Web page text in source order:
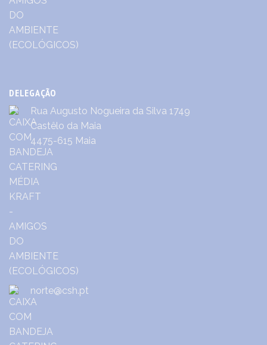
DELEGAÇÃO
Rua Augusto Nogueira da Silva 1749
Castêlo da Maia
4475-615 Maia
norte@csh.pt